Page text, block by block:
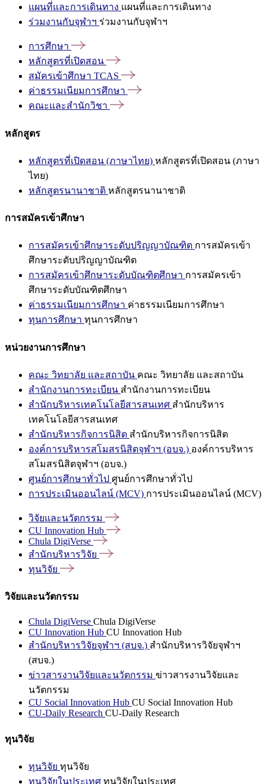
แผนที่และการเดินทาง แผนที่และการเดินทาง
ร่วมงานกับจุฬาฯ ร่วมงานกับจุฬาฯ
การศึกษา
หลักสูตรที่เปิดสอน
สมัครเข้าศึกษา TCAS
ค่าธรรมเนียมการศึกษา
คณะและสำนักวิชา
หลักสูตร
หลักสูตรที่เปิดสอน (ภาษาไทย) หลักสูตรที่เปิดสอน (ภาษา
ไทย)
หลักสูตรนานาชาติ หลักสูตรนานาชาติ
การสมัครเข้าศึกษา
การสมัครเข้าศึกษาระดับปริญญาบัณฑิต การสมัครเข้า
ศึกษาระดับปริญญาบัณฑิต
การสมัครเข้าศึกษาระดับบัณฑิตศึกษา การสมัครเข้า
ศึกษาระดับบัณฑิตศึกษา
ค่าธรรมเนียมการศึกษา ค่าธรรมเนียมการศึกษา
ทุนการศึกษา ทุนการศึกษา
หน่วยงานการศึกษา
คณะ วิทยาลัย และสถาบัน คณะ วิทยาลัย และสถาบัน
สำนักงานการทะเบียน สำนักงานการทะเบียน
สำนักบริหารเทคโนโลยีสารสนเทศ สำนักบริหาร
เทคโนโลยีสารสนเทศ
สำนักบริหารกิจการนิสิต สำนักบริหารกิจการนิสิต
องค์การบริหารสโมสรนิสิตจุฬาฯ (อบจ.) องค์การบริหาร
สโมสรนิสิตจุฬาฯ (อบจ.)
ศูนย์การศึกษาทั่วไป ศูนย์การศึกษาทั่วไป
การประเมินออนไลน์ (MCV) การประเมินออนไลน์ (MCV)
วิจัยและนวัตกรรม
CU Innovation Hub
Chula DigiVerse
สำนักบริหารวิจัย
ทุนวิจัย
วิจัยและนวัตกรรม
Chula DigiVerse Chula DigiVerse
CU Innovation Hub CU Innovation Hub
สำนักบริหารวิจัยจุฬาฯ (สบจ.) สำนักบริหารวิจัยจุฬาฯ
(สบจ.)
ข่าวสารงานวิจัยและนวัตกรรม ข่าวสารงานวิจัยและ
นวัตกรรม
CU Social Innovation Hub CU Social Innovation Hub
CU-Daily Research CU-Daily Research
ทุนวิจัย
ทุนวิจัย ทุนวิจัย
ทุนวิจัยในประเทศ ทุนวิจัยในประเทศ